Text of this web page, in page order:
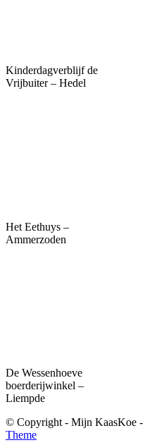
Kinderdagverblijf de
Vrijbuiter – Hedel
Het Eethuys –
Ammerzoden
De Wessenhoeve
boerderijwinkel –
Liempde
© Copyright - Mijn KaasKoe -
Theme